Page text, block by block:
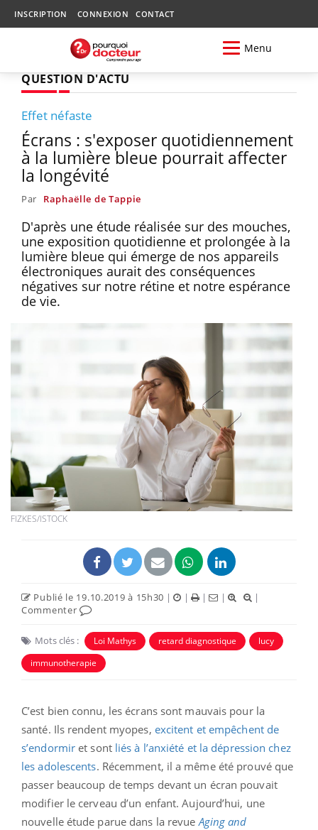
INSCRIPTION CONNEXION CONTACT
Menu
QUESTION D'ACTU
Effet néfaste
Écrans : s'exposer quotidiennement
à la lumière bleue pourrait affecter
la longévité
Par Raphaëlle de Tappie
D'après une étude réalisée sur des mouches,
une exposition quotidienne et prolongée à la
lumière bleue qui émerge de nos appareils
électroniques aurait des conséquences
négatives sur notre rétine et notre espérance
de vie.
FIZKES/ISTOCK
Publié le 19.10.2019 à 15h30 | | | |
|
Commenter
Mots clés : Loi Mathys retard diagnostique
lucy
immunotherapie
C’est bien connu, les écrans sont mauvais pour la
santé. Ils rendent myopes, excitent et empêchent de
s’endormir et sont liés à l’anxiété et la dépression chez
les adolescents. Récemment, il a même été prouvé que
passer beaucoup de temps devant un écran pouvait
modifier le cerveau d’un enfant. Aujourd’hui, une
nouvelle étude parue dans la revue Aging and